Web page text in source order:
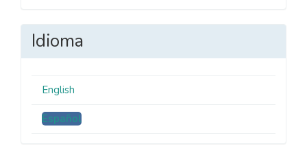
Idioma
English
Español